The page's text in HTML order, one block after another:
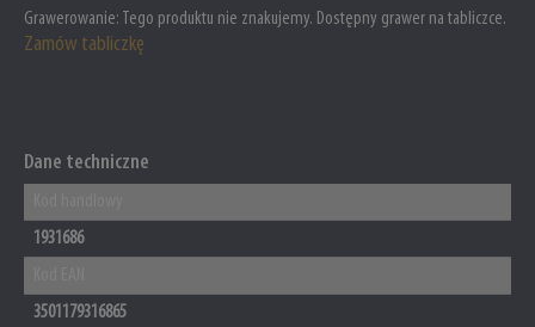
Grawerowanie: Tego produktu nie znakujemy. Dostępny grawer na tabliczce.
Zamów tabliczkę
Dane techniczne
1931686
3501179316865